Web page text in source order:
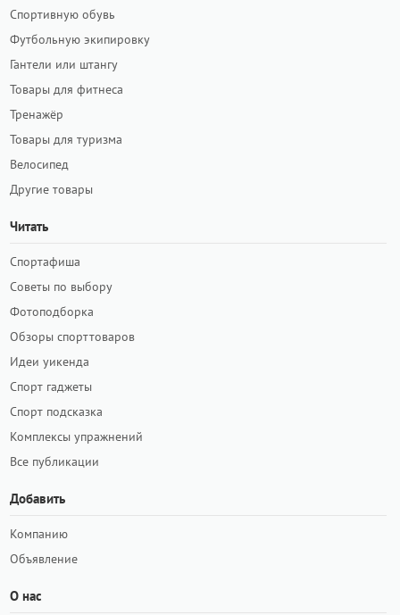
Спортивную обувь
Футбольную экипировку
Гантели или штангу
Товары для фитнеса
Тренажёр
Товары для туризма
Велосипед
Другие товары
Читать
Спортафиша
Советы по выбору
Фотоподборка
Обзоры спорттоваров
Идеи уикенда
Спорт гаджеты
Спорт подсказка
Комплексы упражнений
Все публикации
Добавить
Компанию
Объявление
О нас